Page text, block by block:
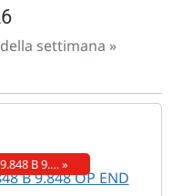
settimana »
B 9.… »